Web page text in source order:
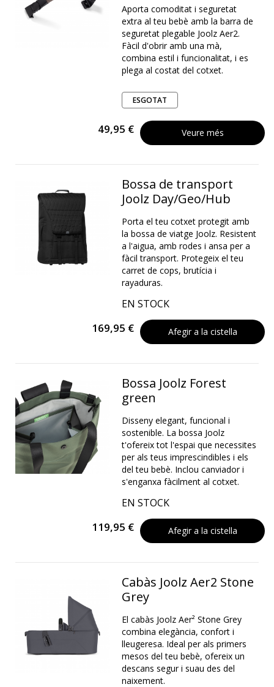
Aporta comoditat i seguretat
extra al teu bebè amb la barra de
seguretat plegable Joolz Aer2.
Fàcil d'obrir amb una mà,
combina estil i funcionalitat, i es
plega al costat del cotxet.
ESGOTAT
49,95 € Veure més
Bossa de transport
Joolz Day/Geo/Hub
Porta el teu cotxet protegit amb
la bossa de viatge Joolz. Resistent
a l'aigua, amb rodes i ansa per a
fàcil transport. Protegeix el teu
carret de cops, brutícia i
rayaduras.
EN STOCK
169,95 € Afegir a la cistella
Bossa Joolz Forest
green
Disseny elegant, funcional i
sostenible. La bossa Joolz
t'ofereix tot l'espai que necessites
per als teus imprescindibles i els
del teu bebè. Inclou canviador i
s'enganxa fàcilment al cotxet.
EN STOCK
119,95 € Afegir a la cistella
Cabàs Joolz Aer2 Stone
Grey
El cabàs Joolz Aer² Stone Grey
combina elegància, confort i
lleugeresa. Ideal per als primers
mesos del teu bebè, ofereix un
descans segur i suau des del
naixement.